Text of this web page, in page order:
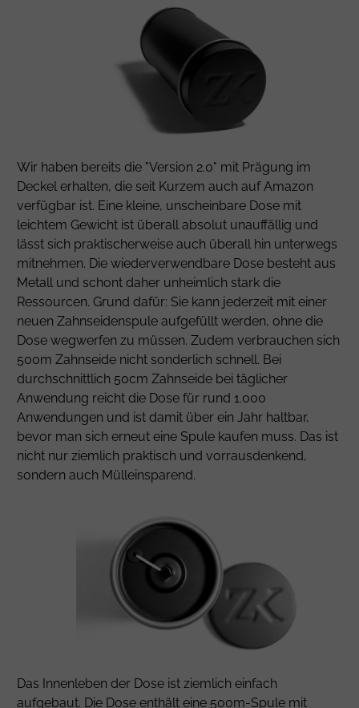
Wir haben bereits die "Version 2.0" mit Prägung im
Deckel erhalten, die seit Kurzem auch auf Amazon
verfügbar ist. Eine kleine, unscheinbare Dose mit
leichtem Gewicht ist überall absolut unauffällig und
lässt sich praktischerweise auch überall hin unterwegs
mitnehmen. Die wiederverwendbare Dose besteht aus
Metall und schont daher unheimlich stark die
Ressourcen. Grund dafür: Sie kann jederzeit mit einer
neuen Zahnseidenspule aufgefüllt werden, ohne die
Dose wegwerfen zu müssen. Zudem verbrauchen sich
500m Zahnseide nicht sonderlich schnell. Bei
durchschnittlich 50cm Zahnseide bei täglicher
Anwendung reicht die Dose für rund 1.000
Anwendungen und ist damit über ein Jahr haltbar,
bevor man sich erneut eine Spule kaufen muss. Das ist
nicht nur ziemlich praktisch und vorrausdenkend,
sondern auch Mülleinsparend.
Das Innenleben der Dose ist ziemlich einfach
aufgebaut. Die Dose enthält eine 500m-Spule mit